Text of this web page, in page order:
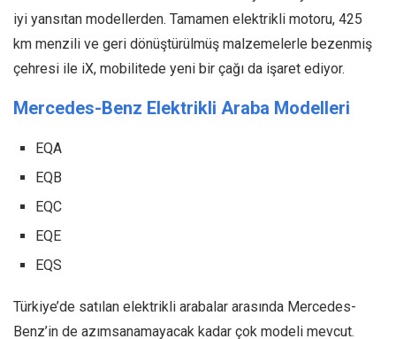
iyi yansıtan modellerden. Tamamen elektrikli motoru, 425
km menzili ve geri dönüştürülmüş malzemelerle bezenmiş
çehresi ile iX, mobilitede yeni bir çağı da işaret ediyor.
Mercedes-Benz Elektrikli Araba Modelleri
EQA
EQB
EQC
EQE
EQS
Türkiye’de satılan elektrikli arabalar arasında Mercedes-
Benz’in de azımsanamayacak kadar çok modeli mevcut.